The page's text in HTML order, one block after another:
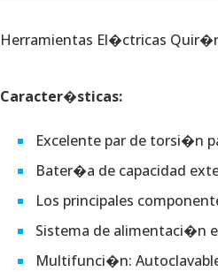
Herramientas El�ctricas
Caracter�sticas:
Excelente par de torsi�n
Bater�a de capacidad
Los principales
Sistema de alimentaci�n
Multifunci�n: